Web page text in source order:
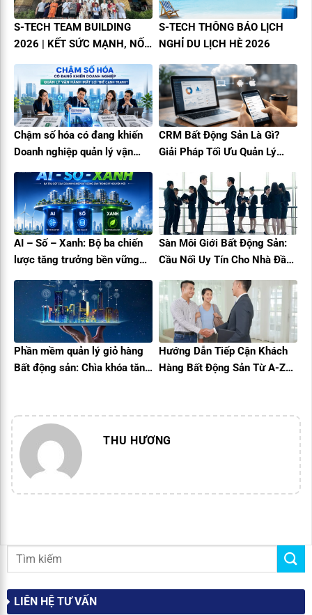
S-TECH TEAM BUILDING
2026 | KẾT SỨC MẠNH, NỐI
S-TECH THÔNG BÁO LỊCH
NGHỈ DU LỊCH HÈ 2026
Chậm số hóa có đang khiến
Doanh nghiệp quản lý vận
CRM Bất Động Sản Là Gì?
Giải Pháp Tối Ưu Quản Lý
Doanh Thu
AI – Số – Xanh: Bộ ba chiến
lược tăng trưởng bền vững
sản
Sàn Môi Giới Bất Động Sản:
Cầu Nối Uy Tín Cho Nhà Đầu
Phần mềm quản lý giỏ hàng
Bất động sản: Chìa khóa tăng
Hướng Dẫn Tiếp Cận Khách
Hàng Bất Động Sản Từ A-Z
THU HƯƠNG
LIÊN HỆ TƯ VẤN